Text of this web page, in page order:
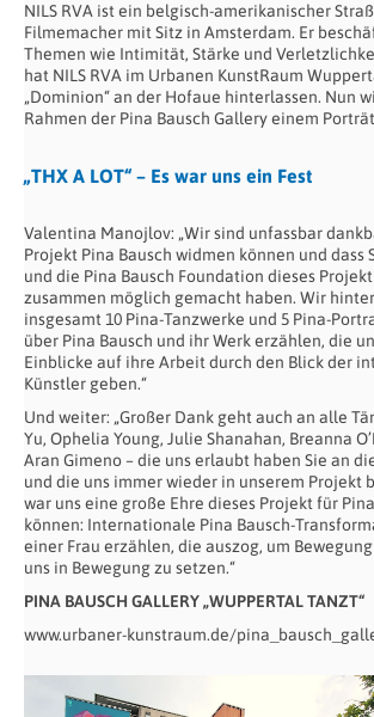
NILS RVA ist ein belgisch-amerikanischer
Filmemacher mit Sitz in Amsterdam. Er
Themen wie Intimität, Stärke und
hat NILS RVA im Urbanen KunstRaum
„Dominion“ an der Hofaue hinterlassen. Nun
Rahmen der Pina Bausch Gallery einem
„THX A LOT“ – Es war uns ein Fest
Valentina Manojlov: „Wir sind unfassbar
Projekt Pina Bausch widmen können und dass
und die Pina Bausch Foundation dieses
zusammen möglich gemacht haben. Wir
insgesamt 10 Pina-Tanzwerke und 5 Pina-
über Pina Bausch und ihr Werk erzählen, die
Einblicke auf ihre Arbeit durch den Blick der
Künstler geben.“
Und weiter: „Großer Dank geht auch an alle
Yu, Ophelia Young, Julie Shanahan, Breanna
Aran Gimeno – die uns erlaubt haben Sie an
und die uns immer wieder in unserem Projekt
war uns eine große Ehre dieses Projekt für
können: Internationale Pina Bausch-
einer Frau erzählen, die auszog, um
uns in Bewegung zu setzen.“
PINA BAUSCH GALLERY „WUPPERTAL TANZT“
www.urbaner-kunstraum.de/